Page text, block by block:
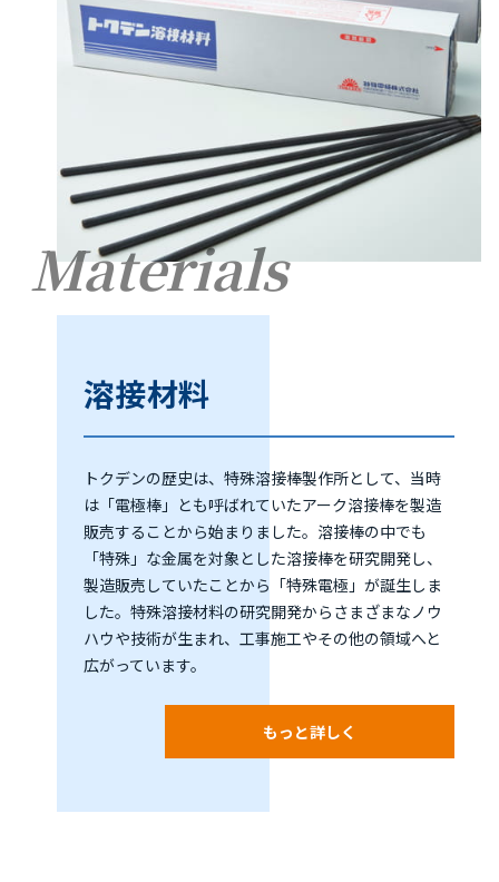
Materials
溶接材料
トクデンの歴史は、特殊溶接棒製作所として、当時
は「電極棒」とも呼ばれていたアーク溶接棒を製造
販売することから始まりました。溶接棒の中でも
「特殊」な金属を対象とした溶接棒を研究開発し、
製造販売していたことから「特殊電極」が誕生しま
した。特殊溶接材料の研究開発からさまざまなノウ
ハウや技術が生まれ、工事施工やその他の領域へと
広がっています。
もっと詳しく